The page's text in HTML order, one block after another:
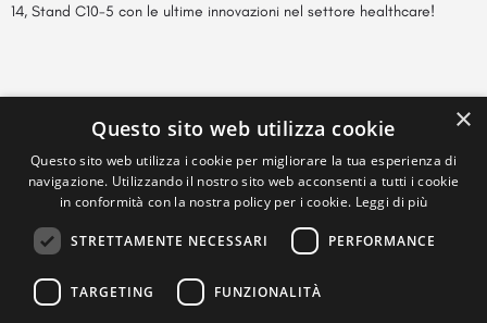
14, Stand C10-5 con le ultime innovazioni nel settore healthcare!
×
Questo sito web utilizza cookie
Questo sito web utilizza i cookie per migliorare la tua esperienza di
navigazione. Utilizzando il nostro sito web acconsenti a tutti i cookie
in conformità con la nostra policy per i cookie. Leggi di più
STRETTAMENTE NECESSARI PERFORMANCE
TARGETING FUNZIONALITÀ